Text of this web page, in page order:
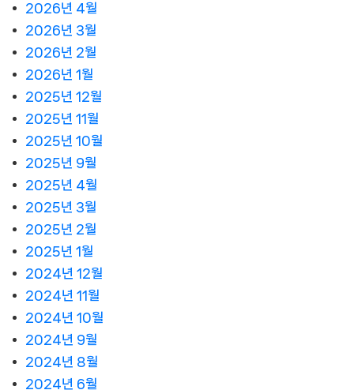
2026년 4월
2026년 3월
2026년 2월
2026년 1월
2025년 12월
2025년 11월
2025년 10월
2025년 9월
2025년 4월
2025년 3월
2025년 2월
2025년 1월
2024년 12월
2024년 11월
2024년 10월
2024년 9월
2024년 8월
2024년 6월